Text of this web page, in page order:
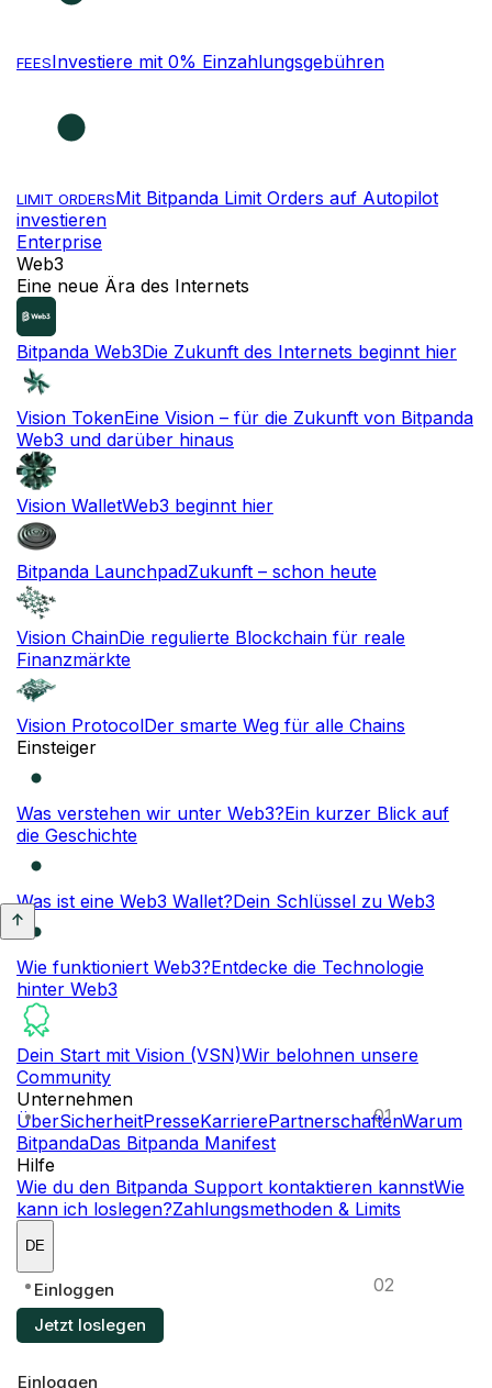
FEESInvestiere mit 0% Einzahlungsgebühren
LIMIT ORDERSMit Bitpanda Limit Orders auf Autopilot
investieren
Enterprise
Web3
Eine neue Ära des Internets
Bitpanda Web3Die Zukunft des Internets beginnt hier
Vision TokenEine Vision – für die Zukunft von Bitpanda
Web3 und darüber hinaus
Vision WalletWeb3 beginnt hier
Bitpanda LaunchpadZukunft – schon heute
Vision ChainDie regulierte Blockchain für reale
Finanzmärkte
Vision ProtocolDer smarte Weg für alle Chains
Einsteiger
Was verstehen wir unter Web3?Ein kurzer Blick auf
die Geschichte
Was ist eine Web3 Wallet?Dein Schlüssel zu Web3
Wie funktioniert Web3?Entdecke die Technologie
hinter Web3
Dein Start mit Vision (VSN)Wir belohnen unsere
Community
Unternehmen
ÜberSicherheitPresseKarrierePartnerschaftenWarum
BitpandaDas Bitpanda Manifest
Hilfe
Wie du den Bitpanda Support kontaktieren kannstWie
kann ich loslegen?Zahlungsmethoden & Limits
DE
Einloggen
Jetzt loslegen
Einloggen
01
02